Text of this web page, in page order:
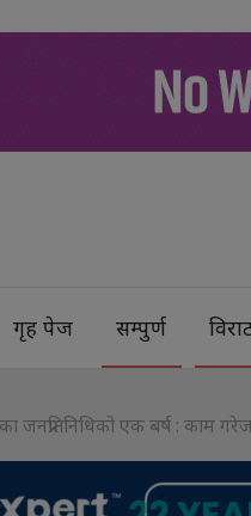
गृह पेज सम्पुर्ण
जनप्रतिनिधिको एक बर्ष : काम